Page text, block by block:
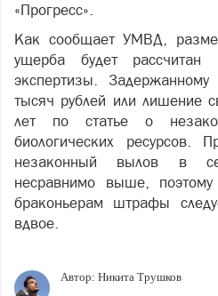
«Прогресс».
Как сообщает УМВД,
ущерба будет рассчитан
экспертизы.
тысяч рублей или лишение
лет по статье о
биологических ресурсов.
незаконный вылов в
несравнимо выше,
браконьерам штрафы
вдвое.
Автор: Никита Трушков